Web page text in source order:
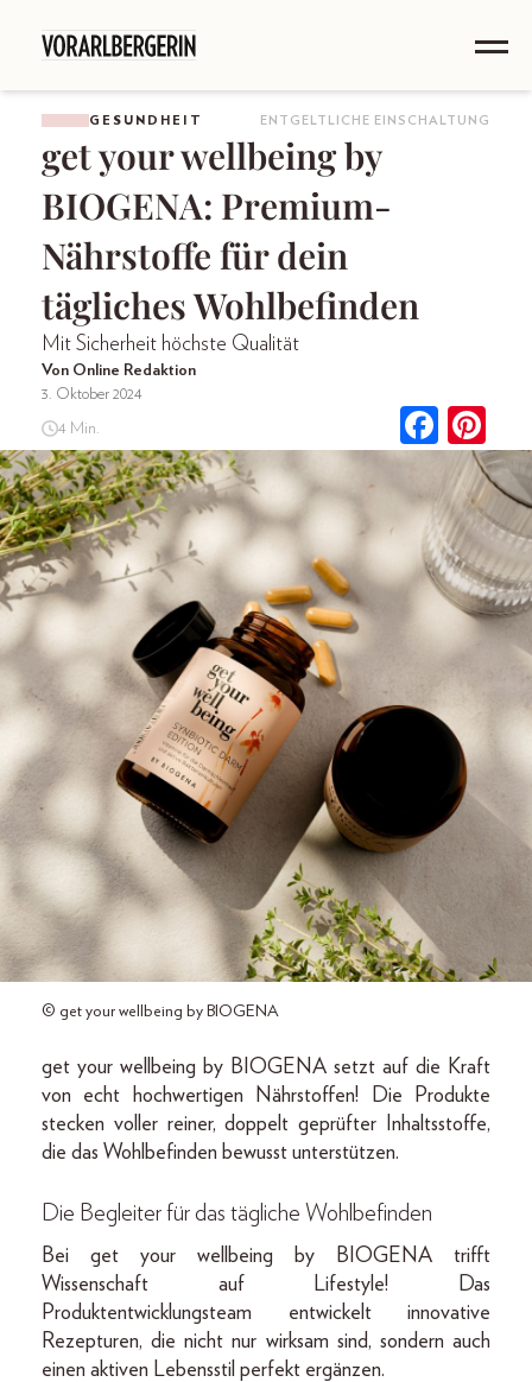
GESUNDHEIT ENTGELTLICHE EINSCHALTUNG
get your wellbeing by
BIOGENA: Premium-
Nährstoffe für dein
tägliches Wohlbefinden
Mit Sicherheit höchste Qualität
Von Online Redaktion
3. Oktober 2024
4 Min.
© get your wellbeing by BIOGENA
get your wellbeing by BIOGENA setzt auf die Kraft
von echt hochwertigen Nährstoffen! Die Produkte
stecken voller reiner, doppelt geprüfter Inhaltsstoffe,
die das Wohlbefinden bewusst unterstützen.
Die Begleiter für das tägliche Wohlbefinden
Bei get your wellbeing by BIOGENA trifft
Wissenschaft auf Lifestyle! Das
Produktentwicklungsteam entwickelt innovative
Rezepturen, die nicht nur wirksam sind, sondern auch
einen aktiven Lebensstil perfekt ergänzen.